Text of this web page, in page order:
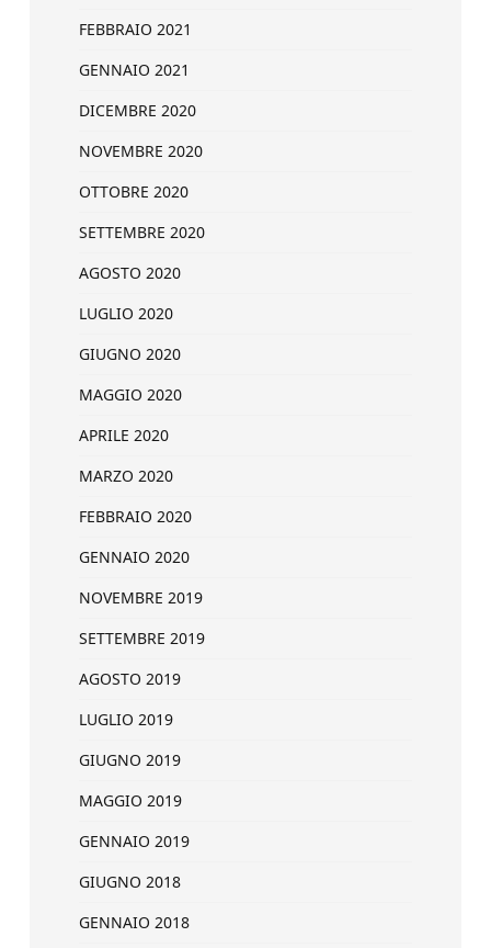
FEBBRAIO 2021
GENNAIO 2021
DICEMBRE 2020
NOVEMBRE 2020
OTTOBRE 2020
SETTEMBRE 2020
AGOSTO 2020
LUGLIO 2020
GIUGNO 2020
MAGGIO 2020
APRILE 2020
MARZO 2020
FEBBRAIO 2020
GENNAIO 2020
NOVEMBRE 2019
SETTEMBRE 2019
AGOSTO 2019
LUGLIO 2019
GIUGNO 2019
MAGGIO 2019
GENNAIO 2019
GIUGNO 2018
GENNAIO 2018